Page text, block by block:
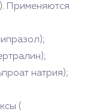
Применяются
натрия);
(